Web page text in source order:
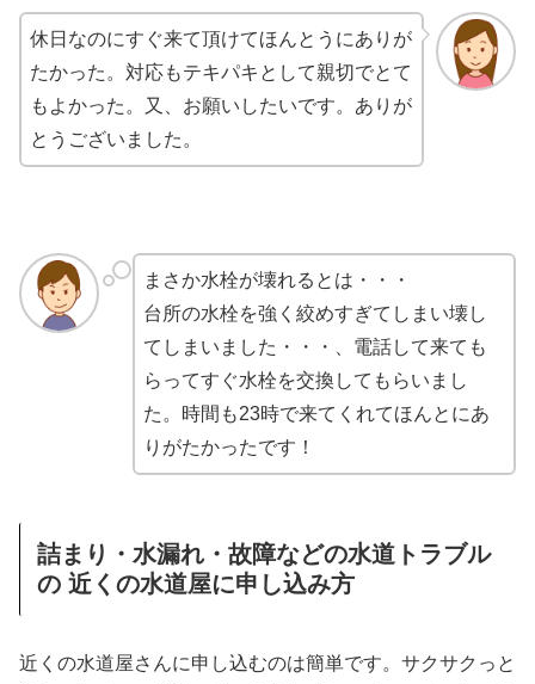
休日なのにすぐ来て頂けてほんとうにありが
たかった。対応もテキパキとして親切でとて
もよかった。又、お願いしたいです。ありが
とうございました。
まさか水栓が壊れるとは・・・
台所の水栓を強く絞めすぎてしまい壊し
てしまいました・・・、電話して来ても
らってすぐ水栓を交換してもらいまし
た。時間も23時で来てくれてほんとにあ
りがたかったです！
詰まり・水漏れ・故障などの水道トラブル
の 近くの水道屋に申し込み方
近くの水道屋さんに申し込むのは簡単です。サクサクっと